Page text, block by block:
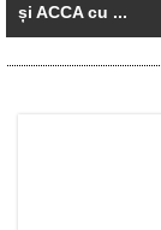
și ACCA cu ...